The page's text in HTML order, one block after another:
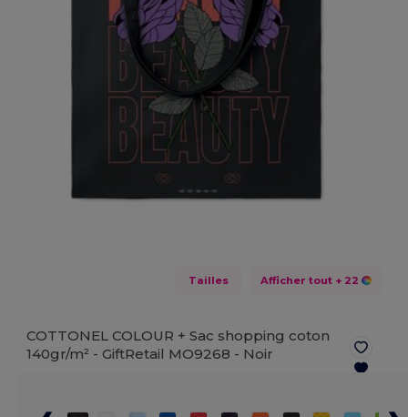
Tailles Afficher tout + 22
COTTONEL COLOUR + Sac shopping coton
140gr/m² - GiftRetail MO9268 - Noir